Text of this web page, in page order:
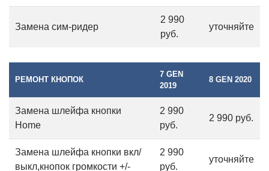
Замена сим-ридер
2 990
руб.
уточняйте
РЕМОНТ КНОПОК
7 GEN
2019
8 GEN 2020
Замена шлейфа кнопки
Home
2 990
руб.
2 990 руб.
Замена шлейфа кнопки вкл/
выкл,кнопок громкости +/-
2 990
руб.
уточняйте